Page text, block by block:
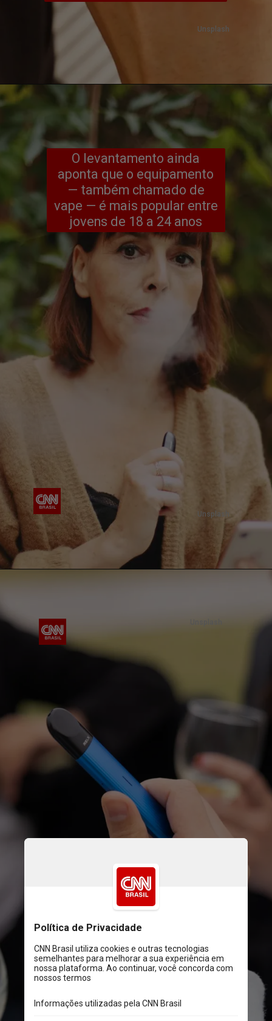
Unsplash
O levantamento ainda
aponta que o equipamento
— também chamado de
vape — é mais popular entre
jovens de 18 a 24 anos
Unsplash
Apesar de não possuir
regulamentação no Brasil, o
cigarro eletrônico é vendido
livremente nas ruas, o que
elemento que aumenta os
riscos aos usuários